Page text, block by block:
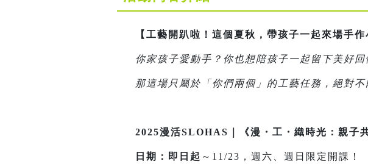
【工藝開趴啦！這個夏秋，帶孩子一起來場手作
你家孩子愛動手？你也想陪孩子一起留下美好回
那這場只屬於「你們兩個」的工藝任務，絕對不
2025漫活SLOHAS｜《漫・工・織時光：親子
日期：即日起 ～11/23，週六、週日限定開課！